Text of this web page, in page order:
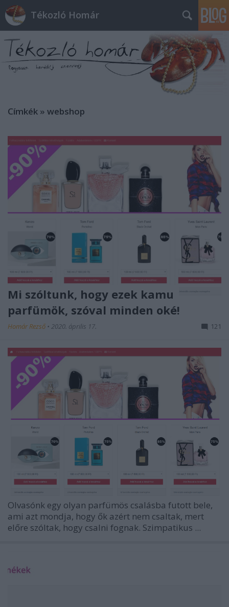
Tékozló Homár
Címkék » webshop
Mi szóltunk, hogy ezek kamu
parfümök, szóval minden oké!
Homár Rezső • 2020. április 17. 121
Olvasónk egy olyan parfümös csalásba futott bele,
ami azt mondja, hogy ők azért nem csaltak, mert
előre szóltak, hogy csalni fognak. Szimpatikus ...